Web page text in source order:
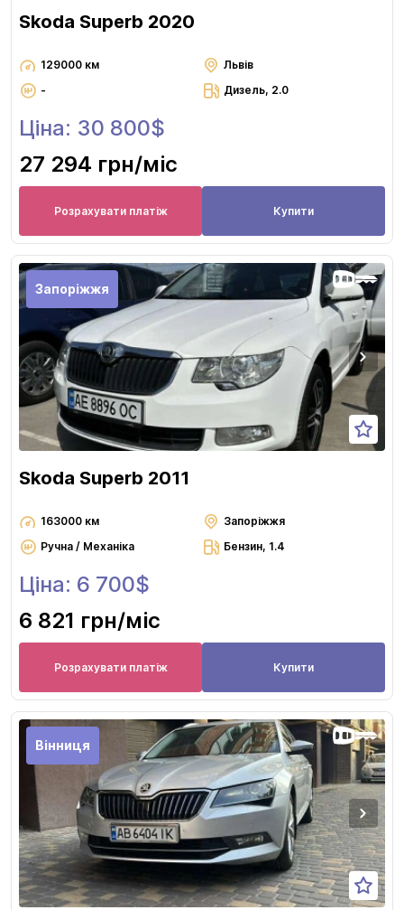
Skoda Superb 2020
129000 км
Львів
-
Дизель, 2.0
Ціна: 30 800$
27 294 грн/міс
Розрахувати платіж Купити
Запоріжжя
Skoda Superb 2011
163000 км
Запоріжжя
Ручна / Механіка
Бензин, 1.4
Ціна: 6 700$
6 821 грн/міс
Розрахувати платіж Купити
Вінниця